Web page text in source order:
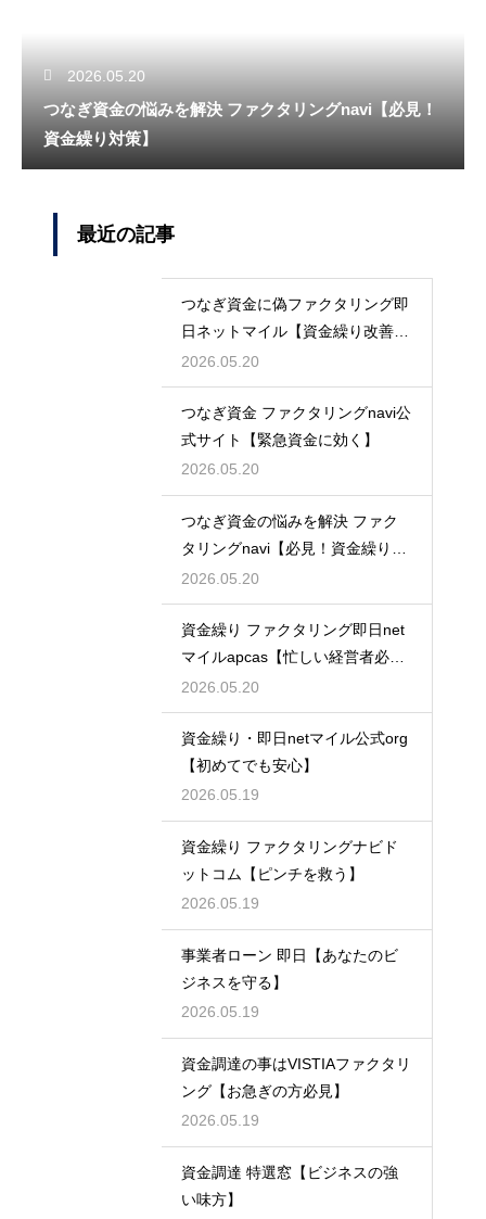
2026.05.20
つなぎ資金の悩みを解決 ファクタリングnavi【必見！
資金繰り対策】
最近の記事
つなぎ資金に偽ファクタリング即
日ネットマイル【資金繰り改善に
最適】
2026.05.20
つなぎ資金 ファクタリングnavi公
式サイト【緊急資金に効く】
2026.05.20
つなぎ資金の悩みを解決 ファク
タリングnavi【必見！資金繰り対
策】
2026.05.20
資金繰り ファクタリング即日net
マイルapcas【忙しい経営者必
見】
2026.05.20
資金繰り・即日netマイル公式org
【初めてでも安心】
2026.05.19
資金繰り ファクタリングナビド
ットコム【ピンチを救う】
2026.05.19
事業者ローン 即日【あなたのビ
ジネスを守る】
2026.05.19
資金調達の事はVISTIAファクタリ
ング【お急ぎの方必見】
2026.05.19
資金調達 特選窓【ビジネスの強
い味方】